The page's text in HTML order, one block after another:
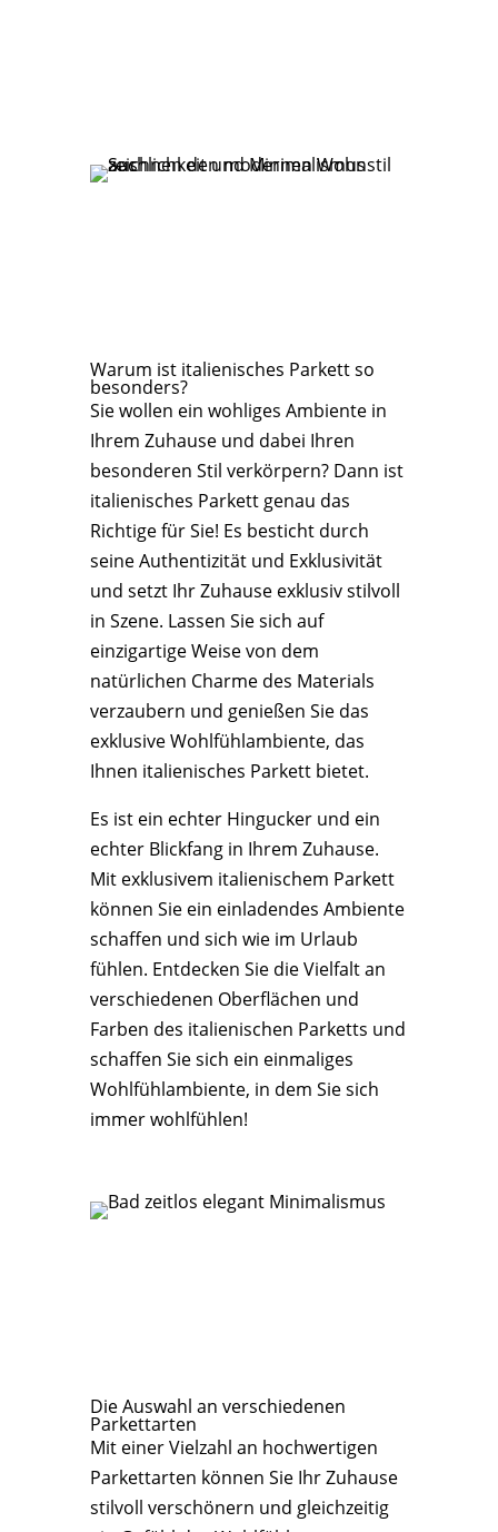
Warum ist italienisches Parkett so
besonders?
Sie wollen ein wohliges Ambiente in
Ihrem Zuhause und dabei Ihren
besonderen Stil verkörpern? Dann ist
italienisches Parkett genau das
Richtige für Sie! Es besticht durch
seine Authentizität und Exklusivität
und setzt Ihr Zuhause exklusiv stilvoll
in Szene. Lassen Sie sich auf
einzigartige Weise von dem
natürlichen Charme des Materials
verzaubern und genießen Sie das
exklusive Wohlfühlambiente, das
Ihnen italienisches Parkett bietet.
Es ist ein echter Hingucker und ein
echter Blickfang in Ihrem Zuhause.
Mit exklusivem italienischem Parkett
können Sie ein einladendes Ambiente
schaffen und sich wie im Urlaub
fühlen. Entdecken Sie die Vielfalt an
verschiedenen Oberflächen und
Farben des italienischen Parketts und
schaffen Sie sich ein einmaliges
Wohlfühlambiente, in dem Sie sich
immer wohlfühlen!
Die Auswahl an verschiedenen
Parkettarten
Mit einer Vielzahl an hochwertigen
Parkettarten können Sie Ihr Zuhause
stilvoll verschönern und gleichzeitig